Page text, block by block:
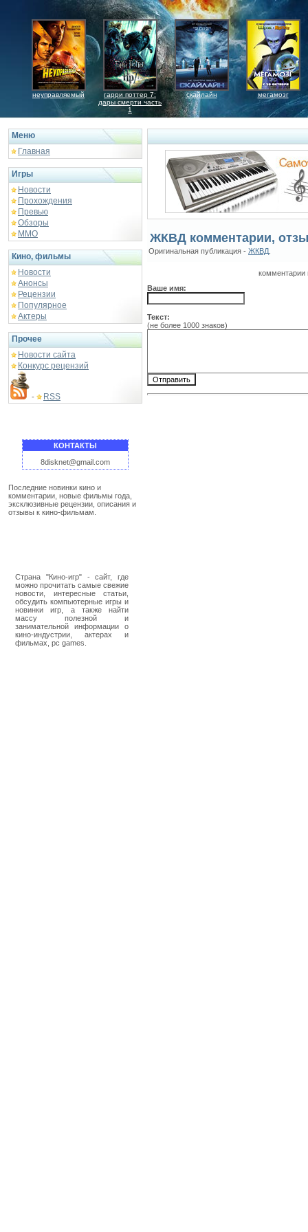
неуправляемый
гарри поттер 7:
дары смерти часть
1
скайлайн мегамозг
Меню
Главная
Игры
Новости
Прохождения
Превью
Обзоры
ММО
Кино, фильмы
Новости
Анонсы
Рецензии
Популярное
Актеры
Прочее
Новости сайта
Конкурс рецензий
- RSS
КОНТАКТЫ
8disknet@gmail.com
Последние новинки кино и
комментарии, новые фильмы года,
эксклюзивные рецензии, описания и
отзывы к кино-фильмам.
Страна "Кино-игр" - сайт, где
можно прочитать самые свежие
новости, интересные статьи,
обсудить компьютерные игры и
новинки игр, а также найти
массу полезной и
занимательной информации о
кино-индустрии, актерах и
фильмах, pc games.
ЖКВД комментарии,
Оригинальная публикация - ЖКВД
комментарии
Ваше имя:
Текст:
(не более 1000 знаков)